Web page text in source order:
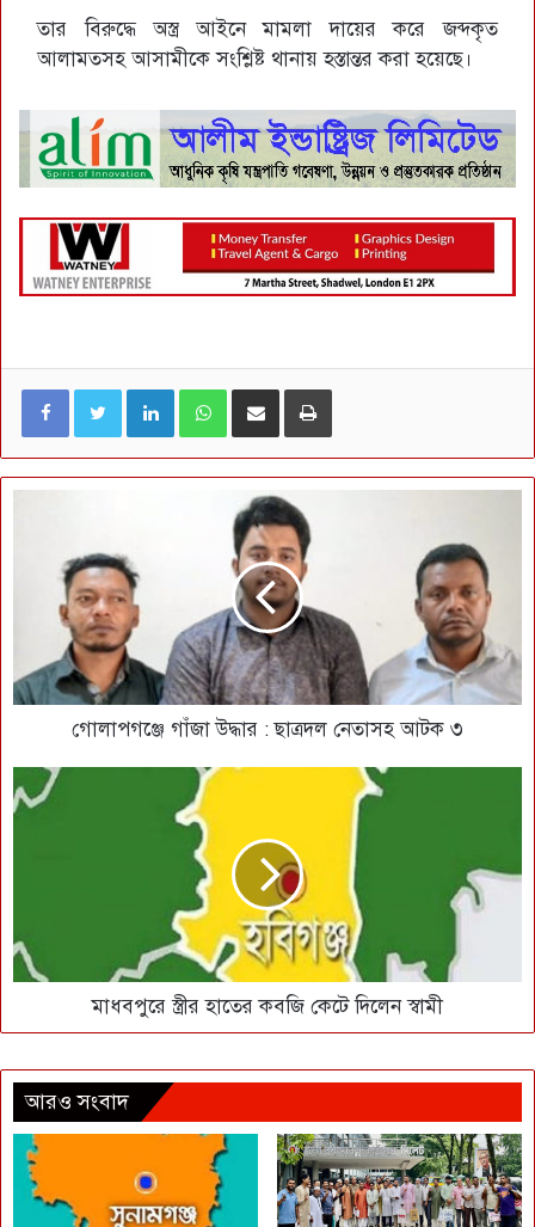
তার বিরুদ্ধে অস্ত্র আইনে মামলা দায়ের করে জব্দকৃত
আলামতসহ আসামীকে সংশ্লিষ্ট থানায় হস্তান্তর করা হয়েছে।
LinkedIn WhatsApp ই-মেইলে শেয়ার করুন
গোলাপগঞ্জে গাঁজা উদ্ধার : ছাত্রদল নেতাসহ আটক ৩
মাধবপুরে স্ত্রীর হাতের কবজি কেটে দিলেন স্বামী
আরও সংবাদ